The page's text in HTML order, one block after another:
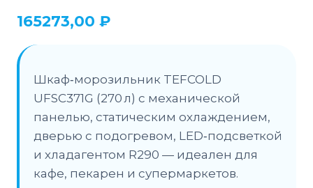
165273,00 ₽
Шкаф‑морозильник TEFCOLD
UFSC371G (270 л) с механической
панелью, статическим охлаждением,
дверью с подогревом, LED‑подсветкой
и хладагентом R290 — идеален для
кафе, пекарен и супермаркетов.